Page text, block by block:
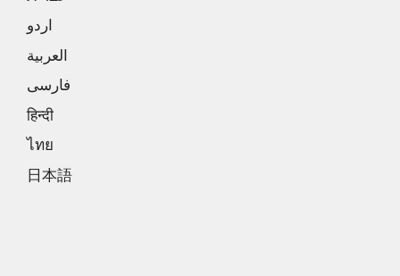
اردو
العربية
فارسی
हिन्दी
ไทย
日本語